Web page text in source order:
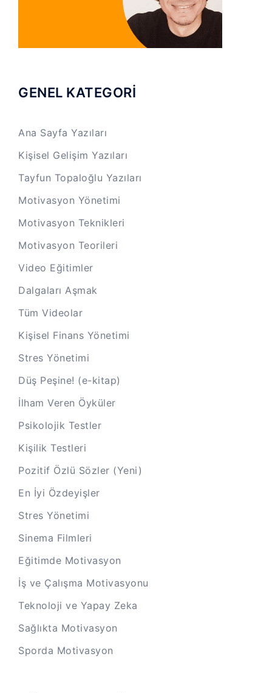
GENEL KATEGORİ
Ana Sayfa Yazıları
Kişisel Gelişim Yazıları
Tayfun Topaloğlu Yazıları
Motivasyon Yönetimi
Motivasyon Teknikleri
Motivasyon Teorileri
Video Eğitimler
Dalgaları Aşmak
Tüm Videolar
Kişisel Finans Yönetimi
Stres Yönetimi
Düş Peşine! (e-kitap)
İlham Veren Öyküler
Psikolojik Testler
Kişilik Testleri
Pozitif Özlü Sözler (Yeni)
En İyi Özdeyişler
Stres Yönetimi
Sinema Filmleri
Eğitimde Motivasyon
İş ve Çalışma Motivasyonu
Teknoloji ve Yapay Zeka
Sağlıkta Motivasyon
Sporda Motivasyon